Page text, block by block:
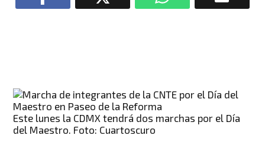
Este lunes la CDMX tendrá dos marchas por el Día
del Maestro. Foto: Cuartoscuro